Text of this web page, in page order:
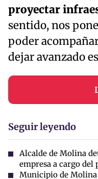
proyectar
sentido, nos
poder
dejar avanzado
Seguir leyendo
Alcalde de Molina
empresa a cargo del
Municipio de Molina